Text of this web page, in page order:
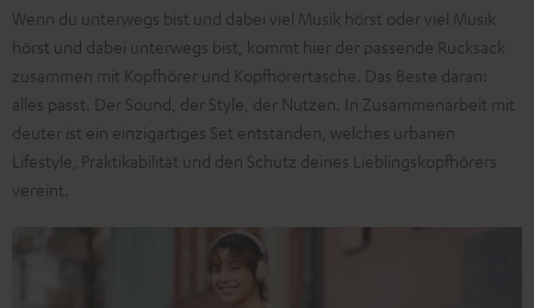
Wenn du unterwegs bist und dabei viel Musik hörst oder viel Musik
hörst und dabei unterwegs bist, kommt hier der passende Rucksack
zusammen mit Kopfhörer und Kopfhörertasche. Das Beste daran:
alles passt. Der Sound, der Style, der Nutzen. In Zusammenarbeit mit
deuter ist ein einzigartiges Set entstanden, welches urbanen
Lifestyle, Praktikabilität und den Schutz deines Lieblingskopfhörers
vereint.